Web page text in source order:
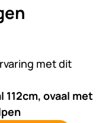
5 (1
met dit
112cm, ovaal met